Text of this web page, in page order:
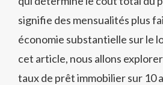
signifie des mensualités plus
économie substantielle sur le
cet article, nous allons
taux de prêt immobilier sur 10